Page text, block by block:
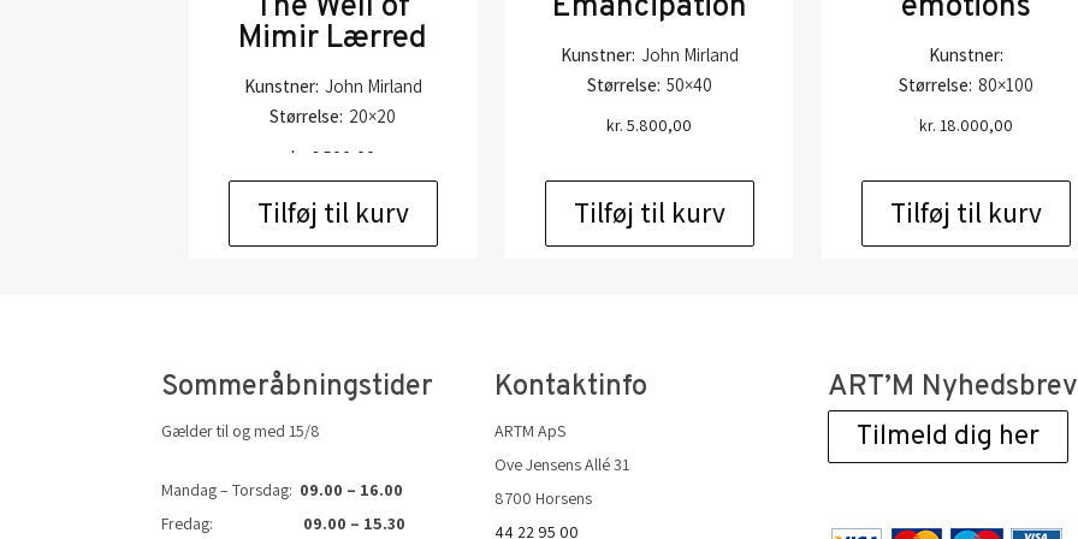
Mimir Lærred
Kunstner: John Mirland
Størrelse: 20×20
kr. 2.500,00
Tilføj til kurv
Kunstner: John Mirland
Størrelse: 50×40
kr. 5.800,00
Tilføj til kurv
Kunstner:
Størrelse: 80×100
kr. 18.000,00
Tilføj til kurv
Sommeråbningstider
Gælder til og med 15/8
Mandag – Torsdag: 09.00 – 16.00
Fredag: 09.00 – 15.30
Kontaktinfo
ARTM ApS
Ove Jensens Allé 31
8700 Horsens
44 22 95 00
ART’M Nyhedsbrev
Tilmeld dig her